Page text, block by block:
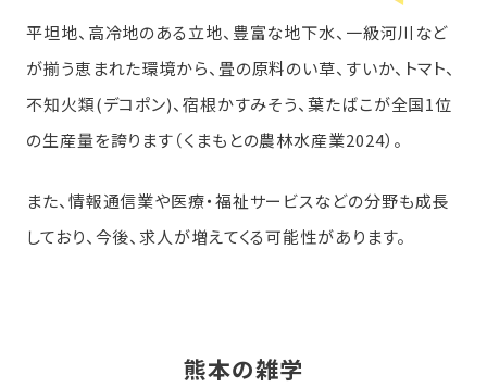
平坦地、高冷地のある立地、豊富な地下水、一級河川など
が揃う恵まれた環境から、畳の原料のい草、すいか、トマト、
不知火類(デコポン)、宿根かすみそう、葉たばこが全国1位
の生産量を誇ります（くまもとの農林水産業2024）。
また、情報通信業や医療・福祉サービスなどの分野も成長
しており、今後、求人が増えてくる可能性があります。
熊本の雑学